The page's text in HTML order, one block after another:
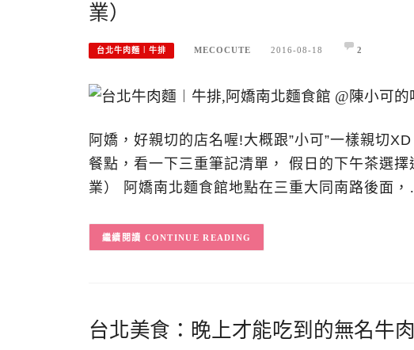
業）
台北牛肉麵︱牛排 MECOCUTE 2016-08-18 2
阿嬌，好親切的店名喔!大概跟”小可”一樣親切
餐點，看一下三重筆記清單， 假日的下午茶選
業） 阿嬌南北麵食館地點在三重大同南路後面
CONTINUE READING
台北美食：晚上才能吃到的無名牛